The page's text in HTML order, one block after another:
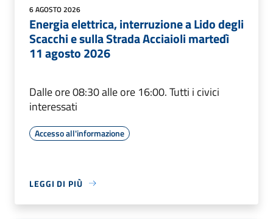
6 AGOSTO 2026
Energia elettrica, interruzione a Lido degli
Scacchi e sulla Strada Acciaioli martedì
11 agosto 2026
Dalle ore 08:30 alle ore 16:00. Tutti i civici
interessati
Accesso all'informazione
LEGGI DI PIÙ